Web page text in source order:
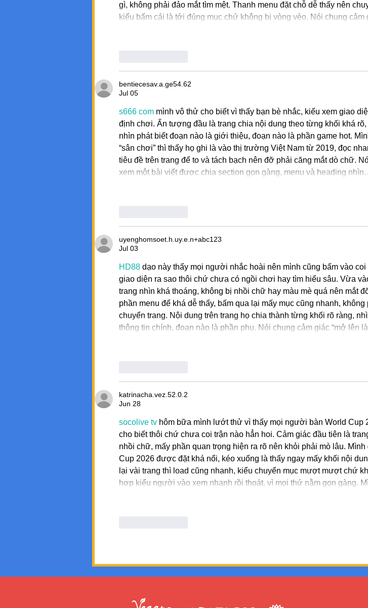
gì, không phải đảo mắt tìm mệt. Thanh menu đặt chỗ dễ thấy nên
kiểu bấm cái là tới đúng mục chứ không bị vòng vèo. Nói chung
bentiecesav.a.ge54.62
Jul 05
s666 com mình vô thử cho biết vì thấy bạn bè nhắc, kiểu xem giao
định chơi. Ấn tượng đầu là trang chia nội dung theo từng khối khá
nhìn phát biết đoạn nào là giới thiệu, đoạn nào là phần game hot.
“sân chơi” thì thấy họ ghi là vào thị trường Việt Nam từ 2019, đọc
tiêu đề trên trang để to và tách bạch nên đỡ phải căng mắt dò chữ.
xem một bài viết được chia section gọn gàng, menu và heading
uyenghomsoet.h.uy.e.n+abc123
Jul 03
HD88 dạo này thấy mọi người nhắc hoài nên mình cũng bấm vào
giao diện ra sao thôi chứ chưa có ngồi chơi hay tìm hiểu sâu. Vừa
trang nhìn khá thoáng, không bị nhồi chữ hay màu mè quá nên mắt
phần menu để khá dễ thấy, bấm qua lại mấy mục cũng nhanh,
chuyển trang. Nội dung trên trang họ chia thành từng khối rõ ràng,
thông tin chính, đoạn nào là phần phụ. Nói chung cảm giác “mở lên
katrinacha.vez.52.0.2
Jun 28
socolive tv hôm bữa mình lướt thử vì thấy mọi người bàn World Cup
cho biết thôi chứ chưa coi trận nào hẳn hoi. Cảm giác đầu tiên là
nhồi chữ, mấy phần quan trọng hiện ra rõ nên khỏi phải mò lâu. Mình
Cup 2026 được đặt khá nổi, kéo xuống là thấy ngay mấy khối nội
lại vài trang thì load cũng nhanh, kiểu chuyển mục mượt mượt chứ
hợp kiểu người vào xem nhanh rồi thoát, vì mọi thứ nằm gọn gàng.